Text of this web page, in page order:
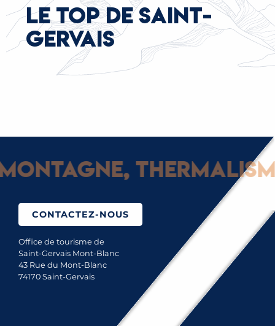
LE TOP DE SAINT-
GERVAIS
Thermalisme &
CONTACTEZ-NOUS
Office de tourisme de
Saint-Gervais Mont-Blanc
43 Rue du Mont-Blanc
74170 Saint-Gervais